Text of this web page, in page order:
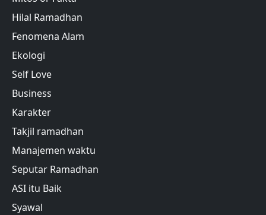
Hilal Ramadhan
Fenomena Alam
Ekologi
Self Love
Business
Karakter
Takjil ramadhan
Manajemen waktu
Seputar Ramadhan
ASI itu Baik
Syawal